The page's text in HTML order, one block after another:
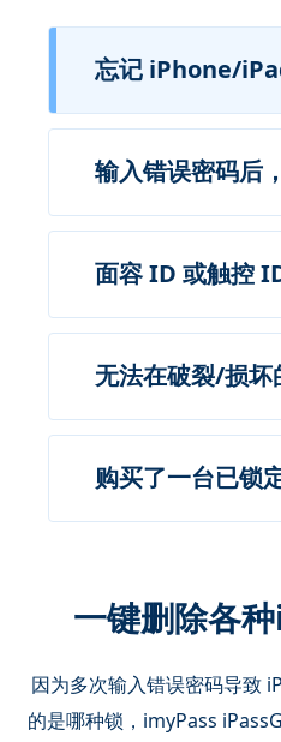
忘记 iPhone/
输入错误密码后
面容 ID 或触控
无法在破裂/损坏
购买了一台已锁
一键删除各
因为多次输入错误密码导致
的是哪种锁，imyPass